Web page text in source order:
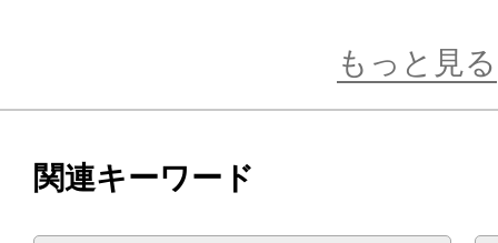
ラストをもとに立体化しました。
・完全新規のフレームアームズ・ガ
もっと見る
関連キーワード